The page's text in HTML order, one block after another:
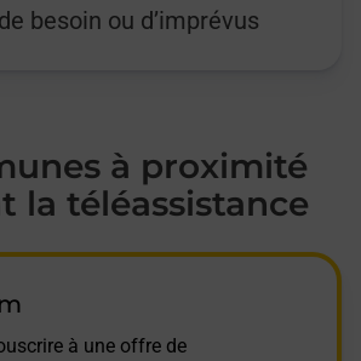
besoin ou d’imprévus
à proximité
la téléassistance
à une offre de